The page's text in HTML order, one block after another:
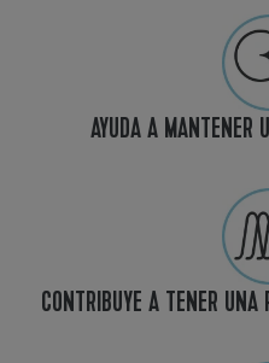
AYUDA A MANTENER
CONTRIBUYE A TENER